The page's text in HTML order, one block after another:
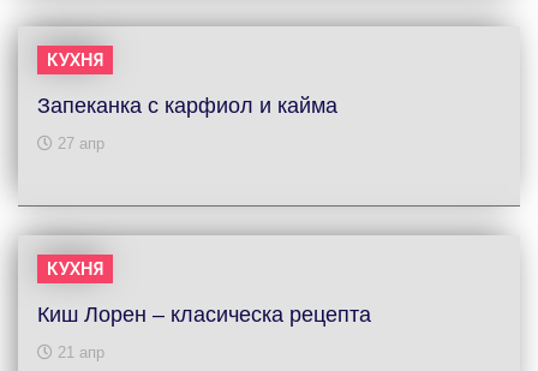
КУХНЯ
Запеканка с карфиол и кайма
27 апр
КУХНЯ
Киш Лорен – класическа рецепта
21 апр